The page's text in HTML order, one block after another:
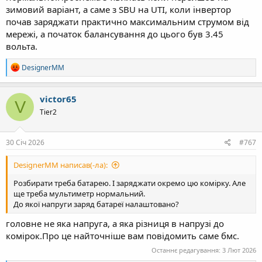
зимовий варіант, а саме з SBU на UTI, коли інвертор
почав заряджати практично максимальним струмом від
мережі, а початок балансування до цього був 3.45
вольта.
Р
е
а
к
ц
і
ї
:
DesignerMM
V victor65
Tier2
30 Січ 2026 #767
DesignerMM написав(-ла):
Розбирати треба батарею. І заряджати окремо цю комірку. Але
ще треба мультиметр нормальний.
До якої напруги заряд батареї налаштовано?
головне не яка напруга, а яка різниця в напрузі до
комірок.Про це найточніше вам повідомить саме бмс.
Останнє редагування: 3 Лют 2026